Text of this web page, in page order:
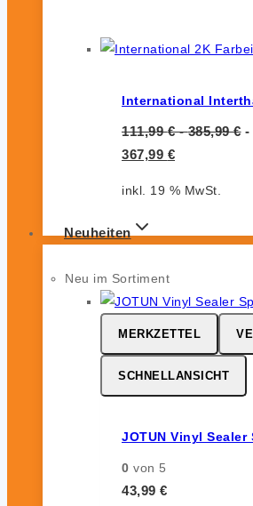
International
111,99€-385,99€-
367,99 €
inkl. 19 % MwSt.
Neuheiten
Neu im Sortiment
MERKZETTEL
SCHNELLANSICHT
JOTUN Vinyl Sealer
0 von 5
43,99 €